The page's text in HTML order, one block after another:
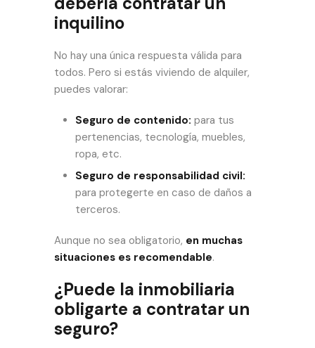
inquilino
No hay una única respuesta válida para
todos. Pero si estás viviendo de alquiler,
puedes valorar:
Seguro de contenido: para tus
pertenencias, tecnología, muebles,
ropa, etc.
Seguro de responsabilidad civil:
para protegerte en caso de daños a
terceros.
Aunque no sea obligatorio, en muchas
situaciones es recomendable.
¿Puede la inmobiliaria
obligarte a contratar un
seguro?